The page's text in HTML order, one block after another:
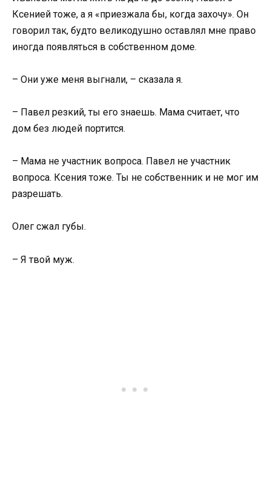
Ксенией тоже, а я «приезжала бы, когда захочу». Он
говорил так, будто великодушно оставлял мне право
иногда появляться в собственном доме.
– Они уже меня выгнали, – сказала я.
– Павел резкий, ты его знаешь. Мама считает, что
дом без людей портится.
– Мама не участник вопроса. Павел не участник
вопроса. Ксения тоже. Ты не собственник и не мог им
разрешать.
Олег сжал губы.
– Я твой муж.